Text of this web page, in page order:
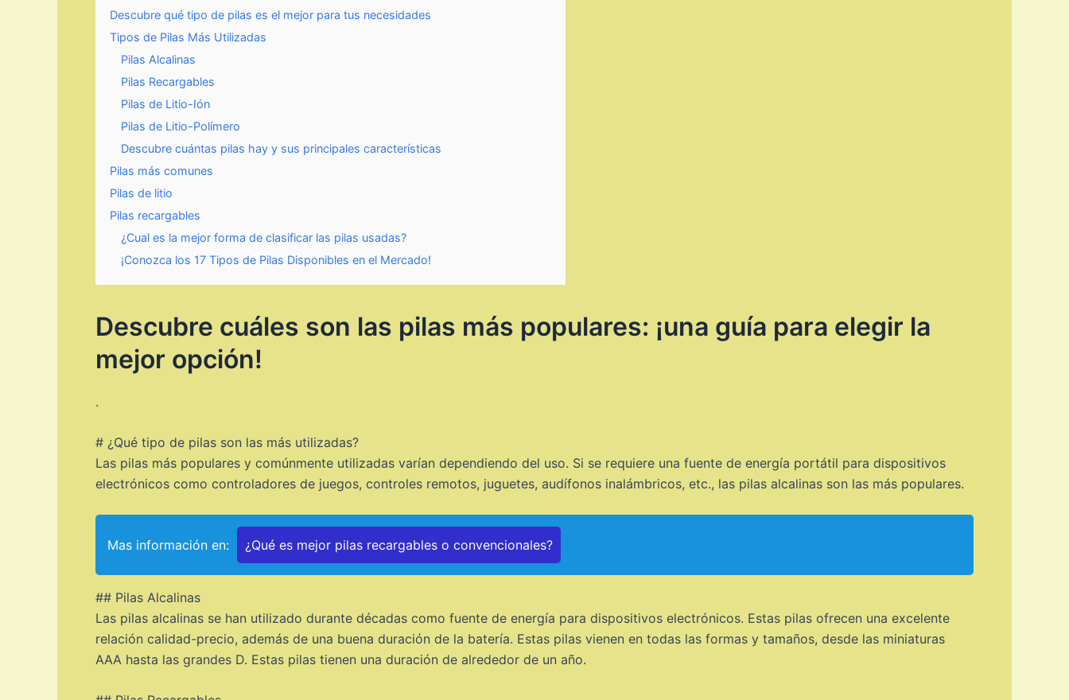
Descubre qué tipo de pilas es el mejor para tus necesidades
Tipos de Pilas Más Utilizadas
Pilas Alcalinas
Pilas Recargables
Pilas de Litio-Ión
Pilas de Litio-Polímero
Descubre cuántas pilas hay y sus principales características
Pilas más comunes
Pilas de litio
Pilas recargables
¿Cual es la mejor forma de clasificar las pilas usadas?
¡Conozca los 17 Tipos de Pilas Disponibles en el Mercado!
Descubre cuáles son las pilas más populares: ¡una guía para elegir la
mejor opción!
.
# ¿Qué tipo de pilas son las más utilizadas?
Las pilas más populares y comúnmente utilizadas varían dependiendo del uso. Si se requiere una fuente de energía portátil para dispositivos
electrónicos como controladores de juegos, controles remotos, juguetes, audífonos inalámbricos, etc., las pilas alcalinas son las más populares.
Mas información en: ¿Qué es mejor pilas recargables o convencionales?
## Pilas Alcalinas
Las pilas alcalinas se han utilizado durante décadas como fuente de energía para dispositivos electrónicos. Estas pilas ofrecen una excelente
relación calidad-precio, además de una buena duración de la batería. Estas pilas vienen en todas las formas y tamaños, desde las miniaturas
AAA hasta las grandes D. Estas pilas tienen una duración de alrededor de un año.